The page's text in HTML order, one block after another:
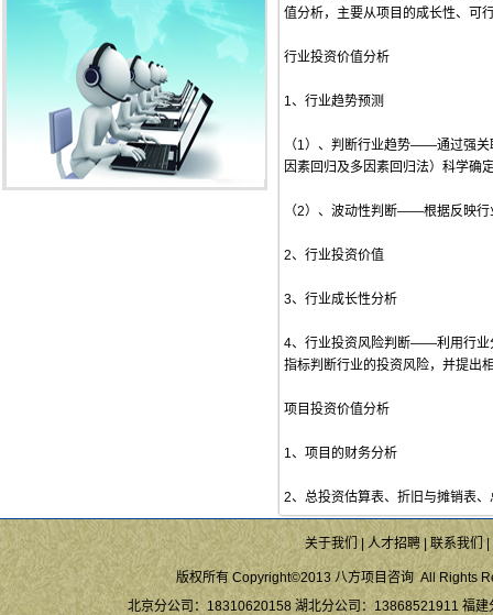
值分析，主要从项目的成长性、可
行业投资价值分析
1、行业趋势预测
（1）、判断行业趋势——通过强
因素回归及多因素回归法）科学确
（2）、波动性判断——根据反映
2、行业投资价值
3、行业成长性分析
4、行业投资风险判断——利用行业
指标判断行业的投资风险，并提出
项目投资价值分析
1、项目的财务分析
2、总投资估算表、折旧与摊销表
关于我们| 人才招聘| 联系我们 |
版权所有 Copyright©2013 八方项目咨询 All Rights
北京分公司：18310620158 湖北分公司：13868521911 福